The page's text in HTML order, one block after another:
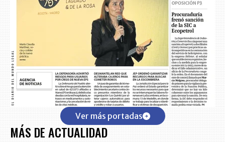
Ver más portadas
MÁS DE ACTUALIDAD